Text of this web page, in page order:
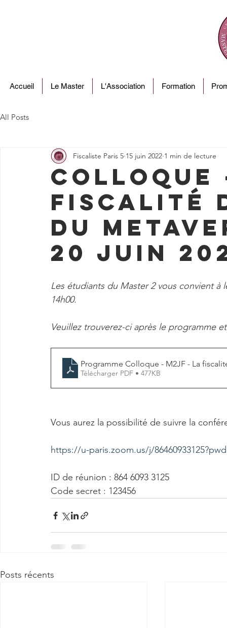
Accueil Le Master L'Association Formation
All Posts
Colloque
fiscalité
du
20 juin
Fiscaliste Paris 5 15 juin 2022 1 min de lecture
Les étudiants du Master 2 vous convient
14h00.
Veuillez trouverez-ci après le programme
Programme Colloque - M2JF - La
Télécharger PDF • 477KB
Vous aurez la possibilité de suivre la
https://u-paris.zoom.us/j/
ID de réunion : 864 6093 3125
Code secret : 123456
Posts récents